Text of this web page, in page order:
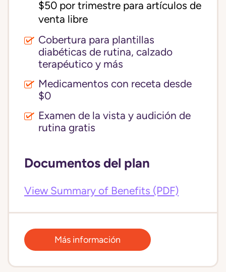
$50 por trimestre para artículos de
venta libre
Cobertura para plantillas
diabéticas de rutina, calzado
terapéutico y más
Medicamentos con receta desde
$0
Examen de la vista y audición de
rutina gratis
Documentos del plan
View Summary of Benefits (PDF)
Más información